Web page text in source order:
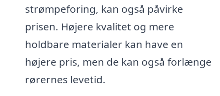
strømpeforing, kan også påvirke
prisen. Højere kvalitet og mere
holdbare materialer kan have en
højere pris, men de kan også forlænge
rørernes levetid.